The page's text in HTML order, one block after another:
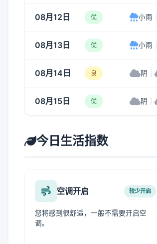
08月12日 优 小雨
08月13日 优 小雨
08月14日 良 阴
08月15日 优 阴
今日生活指数
空调开启 较少开启
您将感到很舒适，一般不需要开启空
调。